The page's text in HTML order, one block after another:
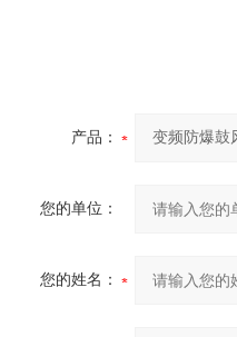
产品：
您的单位：
您的姓名：